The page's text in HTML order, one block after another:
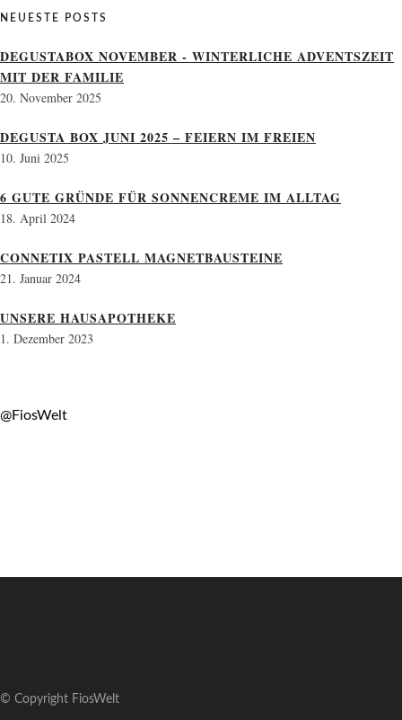
NEUESTE POSTS
DEGUSTABOX NOVEMBER - WINTERLICHE ADVENTSZEIT
MIT DER FAMILIE
20. November 2025
DEGUSTA BOX JUNI 2025 – FEIERN IM FREIEN
10. Juni 2025
6 GUTE GRÜNDE FÜR SONNENCREME IM ALLTAG
18. April 2024
CONNETIX PASTELL MAGNETBAUSTEINE
21. Januar 2024
UNSERE HAUSAPOTHEKE
1. Dezember 2023
@FiosWelt
© Copyright FiosWelt